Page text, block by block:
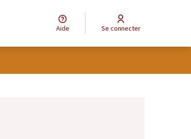
Aide Se connecter